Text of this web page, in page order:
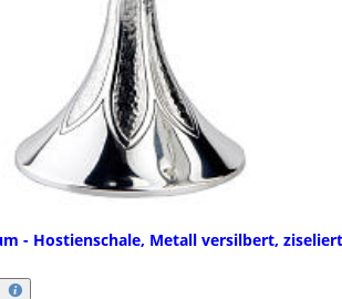
- Hostienschale, Metall versilbert,